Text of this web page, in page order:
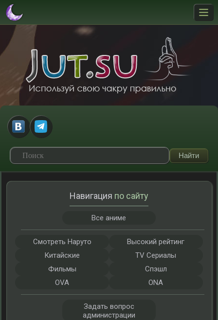
Навигация по сайту
Все аниме
Смотреть Наруто
Высокий рейтинг
Китайские
TV Сериалы
Фильмы
Спэшл
OVA
ONA
Задать вопрос
администрации